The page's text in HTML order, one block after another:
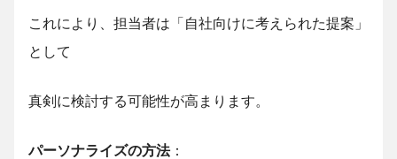
これにより、担当者は「自社向けに考えられた提案」
として
真剣に検討する可能性が高まります。
パーソナライズの方法：